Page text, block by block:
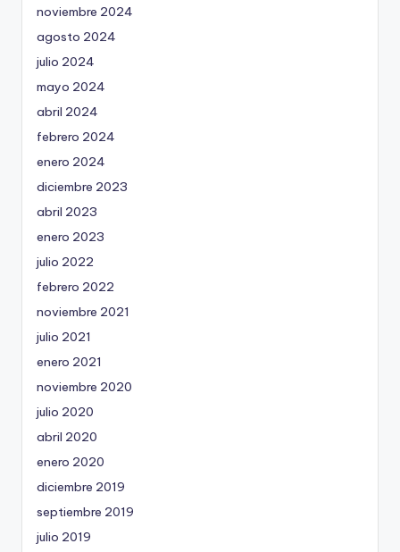
noviembre 2024
agosto 2024
julio 2024
mayo 2024
abril 2024
febrero 2024
enero 2024
diciembre 2023
abril 2023
enero 2023
julio 2022
febrero 2022
noviembre 2021
julio 2021
enero 2021
noviembre 2020
julio 2020
abril 2020
enero 2020
diciembre 2019
septiembre 2019
julio 2019